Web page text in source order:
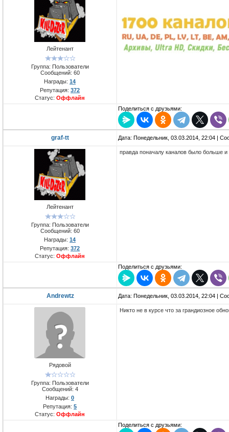
Лейтенант
Группа: Пользователи
Сообщений: 60
Награды: 14
Репутация: 372
Статус: Оффлайн
Поделиться с друзьями:
graf-tt Дата: Понедельник, 03.03.2014, 22:04 |
Лейтенант
Группа: Пользователи
Сообщений: 60
Награды: 14
Репутация: 372
Статус: Оффлайн
правда поначалу каналов было больше
Поделиться с друзьями:
Andrewtz Дата: Понедельник, 03.03.2014, 22:04 |
Рядовой
Группа: Пользователи
Сообщений: 4
Награды: 0
Репутация: 5
Статус: Оффлайн
Никто не в курсе что за грандиозное
Поделиться с друзьями: